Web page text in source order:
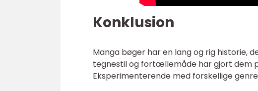
Konklusion
Manga bøger har en lang og rig historie,
tegnestil og fortællemåde har gjort dem
Eksperimenterende med forskellige